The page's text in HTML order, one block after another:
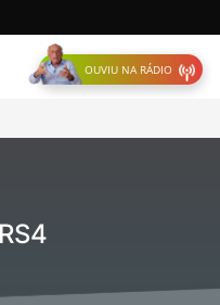
OUVIU NA RÁDIO